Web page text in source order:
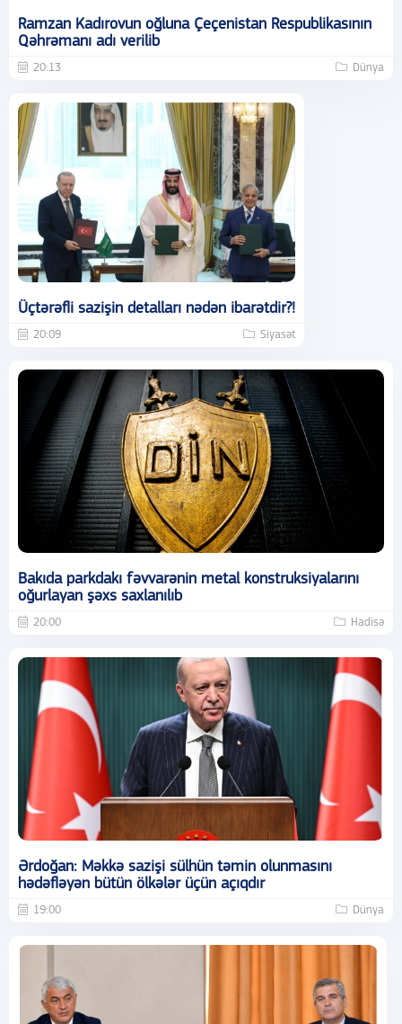
Ramzan Kadırovun oğluna Çeçenistan Respublikasının
Qəhrəmanı adı verilib
20:13 Dünya
Üçtərəfli sazişin detalları nədən ibarətdir?!
20:09 Siyasət
Bakıda parkdakı fəvvarənin metal konstruksiyalarını
oğurlayan şəxs saxlanılıb
20:00 Hadisə
Ərdoğan: Məkkə sazişi sülhün təmin olunmasını
hədəfləyən bütün ölkələr üçün açıqdır
19:00 Dünya